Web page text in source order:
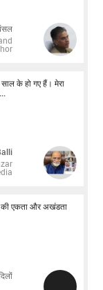
के हो गए हैं। मेरा
की एकता और अखंडता